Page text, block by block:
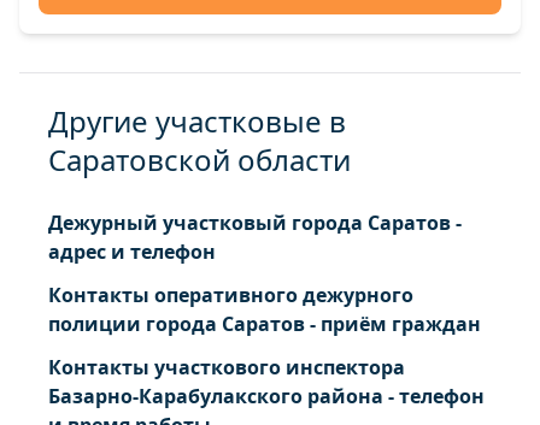
Другие участковые в
Саратовской области
Дежурный участковый города Саратов -
адрес и телефон
Контакты оперативного дежурного
полиции города Саратов - приём граждан
Контакты участкового инспектора
Базарно-Карабулакского района - телефон